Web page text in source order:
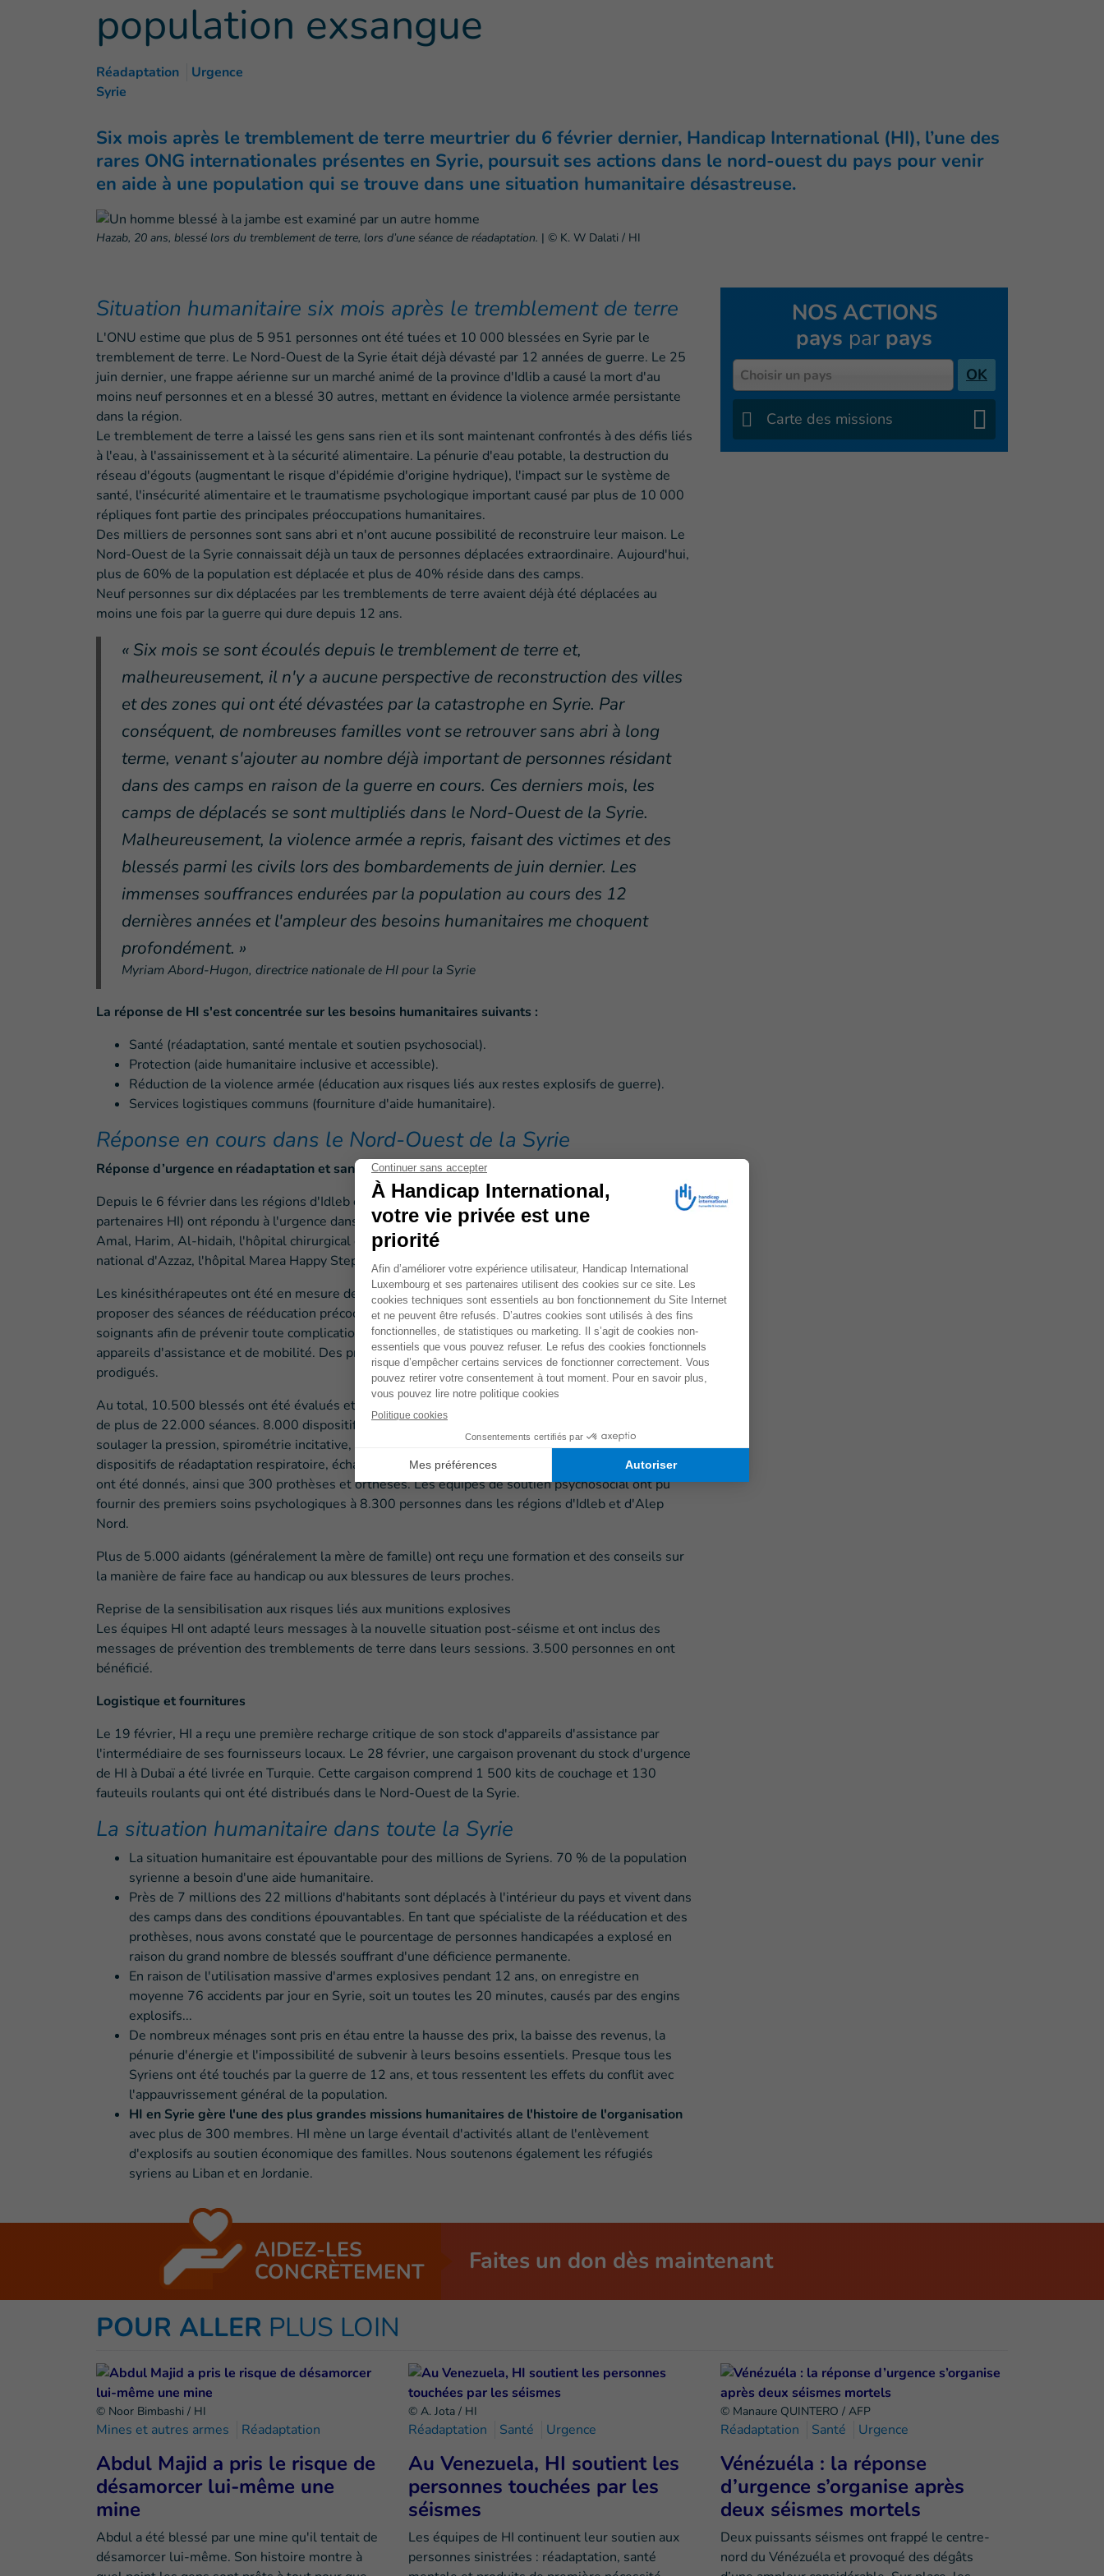
population exsangue
Réadaptation
Urgence
Syrie
Six mois après le tremblement de terre meurtrier du 6 février dernier, Handicap International (HI), l’une des
rares ONG internationales présentes en Syrie, poursuit ses actions dans le nord-ouest du pays pour venir
en aide à une population qui se trouve dans une situation humanitaire désastreuse.
Hazab, 20 ans, blessé lors du tremblement de terre, lors d’une séance de réadaptation. | © K. W Dalati / HI
Situation humanitaire six mois après le tremblement de terre
L'ONU estime que plus de 5 951 personnes ont été tuées et 10 000 blessées en Syrie par le
tremblement de terre. Le Nord-Ouest de la Syrie était déjà dévasté par 12 années de guerre. Le 25
juin dernier, une frappe aérienne sur un marché animé de la province d'Idlib a causé la mort d'au
moins neuf personnes et en a blessé 30 autres, mettant en évidence la violence armée persistante
dans la région.
Le tremblement de terre a laissé les gens sans rien et ils sont maintenant confrontés à des défis liés
à l'eau, à l'assainissement et à la sécurité alimentaire. La pénurie d'eau potable, la destruction du
réseau d'égouts (augmentant le risque d'épidémie d'origine hydrique), l'impact sur le système de
santé, l'insécurité alimentaire et le traumatisme psychologique important causé par plus de 10 000
répliques font partie des principales préoccupations humanitaires.
Des milliers de personnes sont sans abri et n'ont aucune possibilité de reconstruire leur maison. Le
Nord-Ouest de la Syrie connaissait déjà un taux de personnes déplacées extraordinaire. Aujourd'hui,
plus de 60% de la population est déplacée et plus de 40% réside dans des camps.
Neuf personnes sur dix déplacées par les tremblements de terre avaient déjà été déplacées au
moins une fois par la guerre qui dure depuis 12 ans.
« Six mois se sont écoulés depuis le tremblement de terre et,
malheureusement, il n'y a aucune perspective de reconstruction des villes
et des zones qui ont été dévastées par la catastrophe en Syrie. Par
conséquent, de nombreuses familles vont se retrouver sans abri à long
terme, venant s'ajouter au nombre déjà important de personnes résidant
dans des camps en raison de la guerre en cours. Ces derniers mois, les
camps de déplacés se sont multipliés dans le Nord-Ouest de la Syrie.
Malheureusement, la violence armée a repris, faisant des victimes et des
blessés parmi les civils lors des bombardements de juin dernier. Les
immenses souffrances endurées par la population au cours des 12
dernières années et l'ampleur des besoins humanitaires me choquent
profondément. »
Myriam Abord-Hugon, directrice nationale de HI pour la Syrie
La réponse de HI s'est concentrée sur les besoins humanitaires suivants :
Santé (réadaptation, santé mentale et soutien psychosocial).
Protection (aide humanitaire inclusive et accessible).
Réduction de la violence armée (éducation aux risques liés aux restes explosifs de guerre).
Services logistiques communs (fourniture d'aide humanitaire).
Réponse en cours dans le Nord-Ouest de la Syrie
Réponse d’urgence en réadaptation et santé mentale et soutien psychosocial
Depuis le 6 février dans les régions d'Idleb et d'Alep Nord, les équipes de santé HI (personnel HI et
partenaires HI) ont répondu à l'urgence dans 13 hôpitaux (Ma'arrat Tamasrin, Al-Kinanah, Salqin, Al-
Amal, Harim, Al-hidaih, l'hôpital chirurgical d'Idleb, l'hôpital Al-Ramah, l'hôpital Aqrabat, l'hôpital
national d'Azzaz, l'hôpital Marea Happy Steps et Bab Al Hawa) en plus de 13 abris collectifs.
Les kinésithérapeutes ont été en mesure de procéder à une évaluation physique urgente et de
proposer des séances de rééducation précoce, y compris l'éducation des bénéficiaires et des
soignants afin de prévenir toute complication potentielle due à la blessure, en plus de fournir des
appareils d'assistance et de mobilité. Des premiers soins psychologiques ont également été
prodigués.
Au total, 10.500 blessés ont été évalués et ont bénéficié de services de réadaptation pour un total
de plus de 22.000 séances. 8.000 dispositifs d’aide à la mobilité (fauteuils roulants, matelas pour
soulager la pression, spirométrie incitative, planche de transfert, écharpe de bras, écharpe d'épaule,
dispositifs de réadaptation respiratoire, écharpes de bras et d’épaules, béquilles et déambulateurs…)
ont été donnés, ainsi que 300 prothèses et orthèses. Les équipes de soutien psychosocial ont pu
fournir des premiers soins psychologiques à 8.300 personnes dans les régions d'Idleb et d'Alep
Nord.
Plus de 5.000 aidants (généralement la mère de famille) ont reçu une formation et des conseils sur
la manière de faire face au handicap ou aux blessures de leurs proches.
Reprise de la sensibilisation aux risques liés aux munitions explosives
Les équipes HI ont adapté leurs messages à la nouvelle situation post-séisme et ont inclus des
messages de prévention des tremblements de terre dans leurs sessions. 3.500 personnes en ont
bénéficié.
Logistique et fournitures
Le 19 février, HI a reçu une première recharge critique de son stock d'appareils d'assistance par
l'intermédiaire de ses fournisseurs locaux. Le 28 février, une cargaison provenant du stock d'urgence
de HI à Dubaï a été livrée en Turquie. Cette cargaison comprend 1 500 kits de couchage et 130
fauteuils roulants qui ont été distribués dans le Nord-Ouest de la Syrie.
La situation humanitaire dans toute la Syrie
La situation humanitaire est épouvantable pour des millions de Syriens. 70 % de la population
syrienne a besoin d'une aide humanitaire.
Près de 7 millions des 22 millions d'habitants sont déplacés à l'intérieur du pays et vivent dans
des camps dans des conditions épouvantables. En tant que spécialiste de la rééducation et des
prothèses, nous avons constaté que le pourcentage de personnes handicapées a explosé en
raison du grand nombre de blessés souffrant d'une déficience permanente.
En raison de l'utilisation massive d'armes explosives pendant 12 ans, on enregistre en
moyenne 76 accidents par jour en Syrie, soit un toutes les 20 minutes, causés par des engins
explosifs...
De nombreux ménages sont pris en étau entre la hausse des prix, la baisse des revenus, la
pénurie d'énergie et l'impossibilité de subvenir à leurs besoins essentiels. Presque tous les
Syriens ont été touchés par la guerre de 12 ans, et tous ressentent les effets du conflit avec
l'appauvrissement général de la population.
HI en Syrie gère l'une des plus grandes missions humanitaires de l'histoire de l'organisation
avec plus de 300 membres. HI mène un large éventail d'activités allant de l'enlèvement
d'explosifs au soutien économique des familles. Nous soutenons également les réfugiés
syriens au Liban et en Jordanie.
NOS ACTIONS
pays par pays
PaysChoisir un pays OK
Carte des missions
AIDEZ-LES
CONCRÈTEMENT Faites un don dès maintenant
POUR ALLER PLUS LOIN
© Noor Bimbashi / HI
Mines et autres armes Réadaptation
Abdul Majid a pris le risque de
désamorcer lui-même une
mine
Abdul a été blessé par une mine qu'il tentait de
désamorcer lui-même. Son histoire montre à
© A. Jota / HI
Réadaptation Santé Urgence
Au Venezuela, HI soutient les
personnes touchées par les
séismes
Les équipes de HI continuent leur soutien aux
personnes sinistrées : réadaptation, santé
© Manaure QUINTERO / AFP
Réadaptation Santé Urgence
Vénézuéla : la réponse
d’urgence s’organise après
deux séismes mortels
Deux puissants séismes ont frappé le centre-
nord du Vénézuéla et provoqué des dégâts